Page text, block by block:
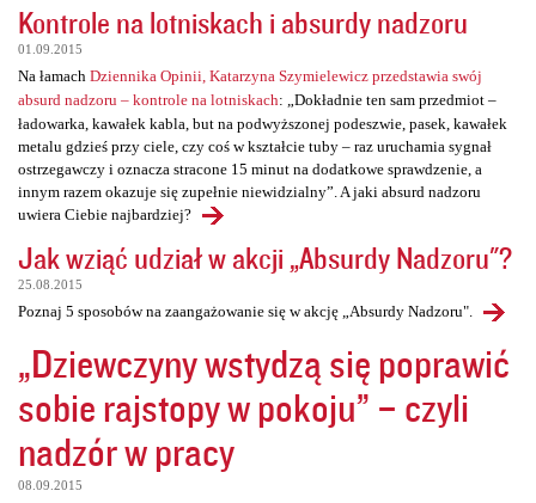
Kontrole na lotniskach i absurdy nadzoru
01.09.2015
Na łamach Dziennika Opinii, Katarzyna Szymielewicz przedstawia swój
absurd nadzoru – kontrole na lotniskach: „Dokładnie ten sam przedmiot –
ładowarka, kawałek kabla, but na podwyższonej podeszwie, pasek, kawałek
metalu gdzieś przy ciele, czy coś w kształcie tuby – raz uruchamia sygnał
ostrzegawczy i oznacza stracone 15 minut na dodatkowe sprawdzenie, a
innym razem okazuje się zupełnie niewidzialny”. A jaki absurd nadzoru
uwiera Ciebie najbardziej?
Jak wziąć udział w akcji „Absurdy Nadzoru"?
25.08.2015
Poznaj 5 sposobów na zaangażowanie się w akcję „Absurdy Nadzoru".
„Dziewczyny wstydzą się poprawić
sobie rajstopy w pokoju” – czyli
nadzór w pracy
08.09.2015